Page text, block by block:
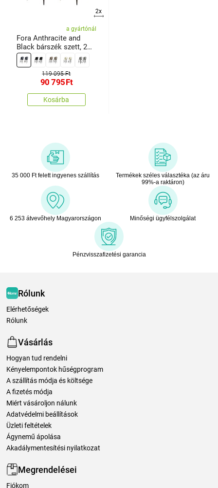
2x
a gyártónál
Fora Anthracite and
Black bárszék szett, 2
db
119 095 Ft
90 795Ft
Kosárba
35 000 Ft felett ingyenes szállítás
Termékek széles választéka (az áru
99%-a raktáron)
6 253 átvevőhely Magyarországon Minőségi ügyfélszolgálat
Pénzvisszafizetési garancia
Rólunk
Elérhetőségek
Rólunk
Vásárlás
Hogyan tud rendelni
Kényelempontok hűségprogram
A szállítás módja és költsége
A fizetés módja
Miért vásároljon nálunk
Adatvédelmi beállítások
Üzleti feltételek
Ágynemű ápolása
Akadálymentesítési nyilatkozat
Megrendelései
Fiókom